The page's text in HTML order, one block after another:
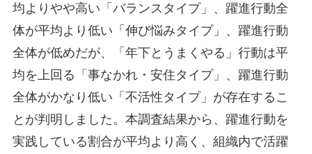
均よりやや高い「バランスタイプ」、躍進行動全
体が平均より低い「伸び悩みタイプ」、躍進行動
全体が低めだが、「年下とうまくやる」行動は平
均を上回る「事なかれ・安住タイプ」、躍進行動
全体がかなり低い「不活性タイプ」が存在するこ
とが判明しました。本調査結果から、躍進行動を
実践している割合が平均より高く、組織内で活躍